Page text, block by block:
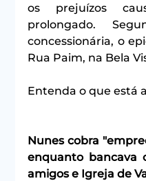
os prejuízos
prolongado.
concessionária, o
Rua Paim, na Bela
Entenda o que está
Nunes cobra
enquanto bancava
amigos e Igreja de